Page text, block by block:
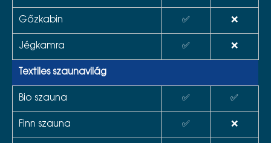
Gőzkabin ✅ ❌
Jégkamra ✅ ❌
Textiles szaunavilág
Bio szauna ✅ ✅
Finn szauna ✅ ❌